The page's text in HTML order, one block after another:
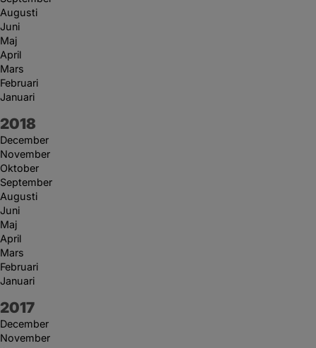
Augusti
Juni
Maj
April
Mars
Februari
Januari
År:
2018
December
November
Oktober
September
Augusti
Juni
Maj
April
Mars
Februari
Januari
År:
2017
December
November